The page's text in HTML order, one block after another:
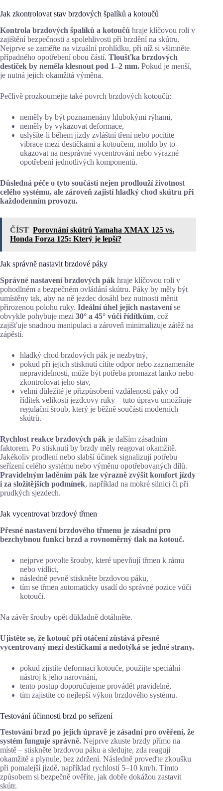
Jak zkontrolovat stav brzdových špalíků a kotoučů
Kontrola brzdových špalíků a kotoučů hraje klíčovou roli v
zajištění bezpečnosti a spolehlivosti při brzdění na skútru.
Nejprve se zaměřte na vizuální prohlídku, při níž si všimněte
případného opotřebení obou částí. Tloušťka brzdových
destiček by neměla klesnout pod 1–2 mm. Pokud je menší,
je nutná jejich okamžitá výměna.
Pečlivě prozkoumejte také povrch brzdových kotoučů:
neměly by být poznamenány hlubokými rýhami,
neměly by vykazovat deformace,
uslyšíte-li během jízdy zvláštní tření nebo pocítíte
vibrace mezi destičkami a kotoučem, mohlo by to
ukazovat na nesprávné vycentrování nebo výrazné
opotřebení jednotlivých komponentů.
Důsledná péče o tyto součásti nejen prodlouží životnost
celého systému, ale zároveň zajistí hladký chod skútru při
každodenním provozu.
ČÍST Porovnání skútrů Yamaha XMAX 125 vs.
Honda Forza 125: Který je lepší?
Jak správně nastavit brzdové páky
Správné nastavení brzdových pák hraje klíčovou roli v
pohodlném a bezpečném ovládání skútru. Páky by měly být
umístěny tak, aby na ně jezdec dosáhl bez nutnosti měnit
přirozenou polohu ruky. Ideální úhel jejich nastaveníse
obvykle pohybuje mezi 30° a 45° vůči řídítkům, což
zajišťuje snadnou manipulaci a zároveň minimalizuje zátěž na
zápěstí.
hladký chod brzdových pák je nezbytný,
pokud při jejich stisknutí cítíte odpor nebo zaznamenáte
nepravidelnosti, může být potřeba promazat lanko nebo
zkontrolovat jeho stav,
velmi důležité je přizpůsobení vzdálenosti páky od
řídítek velikosti jezdcovy ruky – tuto úpravu umožňuje
regulační šroub, který je běžně součástí moderních
skútrů.
Rychlost reakce brzdových pák je dalším zásadním
faktorem. Po stisknutí by brzdy měly reagovat okamžitě.
Jakékoliv prodlení nebo slabší účinek signalizují potřebu
seřízení celého systému nebo výměnu opotřebovaných dílů.
Pravidelným laděním pák lze výrazně zvýšit komfort jízdy
i za složitějších podmínek, například na mokré silnici či při
prudkých sjezdech.
Jak vycentrovat brzdový třmen
Přesné nastavení brzdového třmenu je zásadní pro
bezchybnou funkci brzd a rovnoměrný tlak na kotouč.
nejprve povolte šrouby, které upevňují třmen k rámu
nebo vidlici,
následně pevně stiskněte brzdovou páku,
tím se třmen automaticky usadí do správné pozice vůči
kotouči.
Na závěr šrouby opět důkladně dotáhněte.
Ujistěte se, že kotouč při otáčení zůstává přesně
vycentrovaný mezi destičkami a nedotýká se jedné strany.
pokud zjistíte deformaci kotouče, použijte speciální
nástroj k jeho narovnání,
tento postup doporučujeme provádět pravidelně,
tím zajistíte co nejlepší výkon brzdového systému.
Testování účinnosti brzd po seřízení
Testování brzd po jejich úpravě je zásadní pro ověření, že
systém funguje správně. Nejprve zkuste brzdy přímo na
místě – stiskněte brzdovou páku a sledujte, zda reagují
okamžitě a plynule, bez zdržení. Následně proveďte zkoušku
při pomalejší jízdě, například rychlostí 5–10 km/h. Tímto
způsobem si bezpečně ověříte, jak dobře dokážou zastavit
skútr.